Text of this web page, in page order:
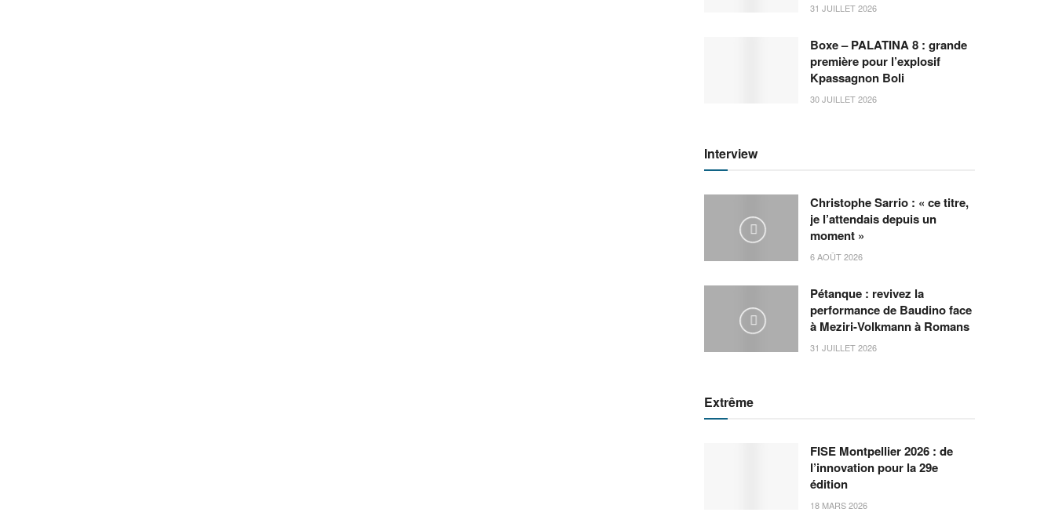
31 JUILLET 2026
Boxe – PALATINA 8 : grande
première pour l’explosif
Kpassagnon Boli
30 JUILLET 2026
Interview
Christophe Sarrio : « ce titre,
je l’attendais depuis un
moment »
6 AOÛT 2026
Pétanque : revivez la
performance de Baudino face
à Meziri-Volkmann à Romans
31 JUILLET 2026
Extrême
FISE Montpellier 2026 : de
l’innovation pour la 29e
édition
18 MARS 2026